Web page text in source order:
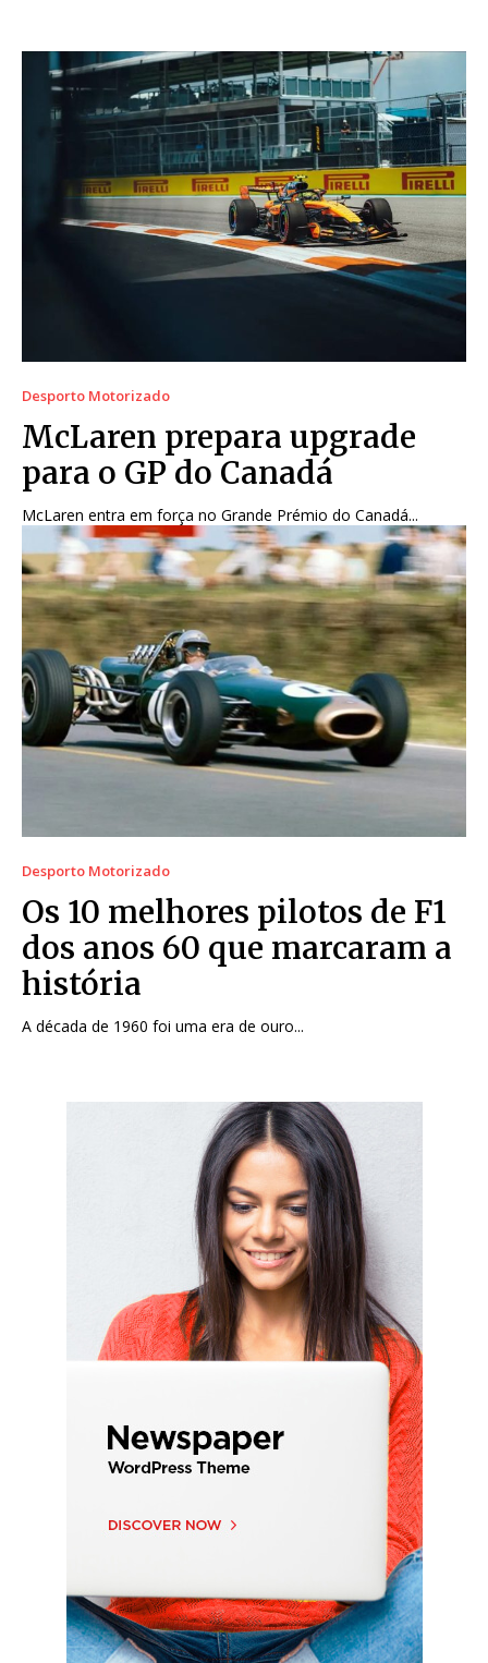
Desporto Motorizado
McLaren prepara upgrade
para o GP do Canadá
McLaren entra em força no Grande Prémio do Canadá...
Desporto Motorizado
Os 10 melhores pilotos de F1
dos anos 60 que marcaram a
história
A década de 1960 foi uma era de ouro...